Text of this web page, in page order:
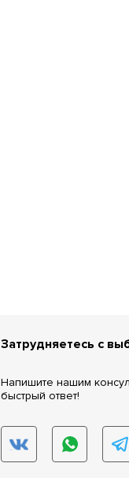
Затрудняетесь с
Напишите нашим
быстрый ответ!